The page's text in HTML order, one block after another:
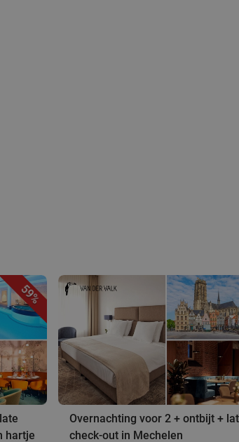
59%
hartje
Overnachting voor 2 + ontbijt +
check-out in Mechelen